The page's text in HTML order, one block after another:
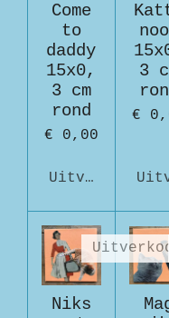
Come
to
daddy
15x0,
3 cm
rond
€ 0,00
Uitverkocht
3
€
Niks